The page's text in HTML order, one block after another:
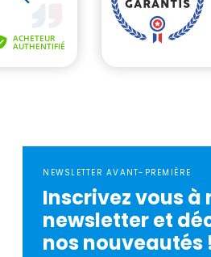
NEWSLETTER AVANT-PREMIÈRE
Inscrivez vous à
newsletter et
nos nouveautés